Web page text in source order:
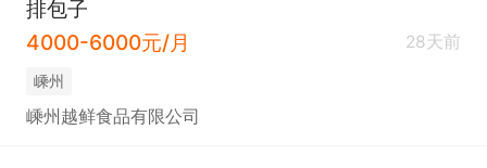
排包子
4000-6000元/月
28天前
嵊州
嵊州越鲜食品有限公司